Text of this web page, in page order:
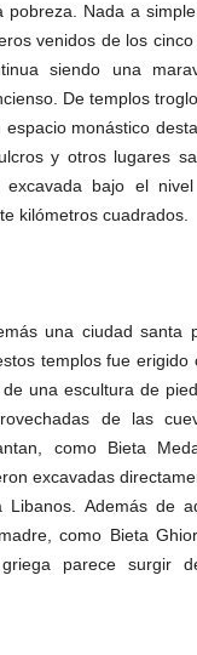
pobreza. Nada a
venidos de los
siendo una
De templos
monástico
y otros lugares
excavada bajo el
kilómetros cuadrados.
una ciudad santa
templos fue erigido
una escultura de
de las
como Bieta
excavadas
Libanos. Además de
como Bieta
parece surgir